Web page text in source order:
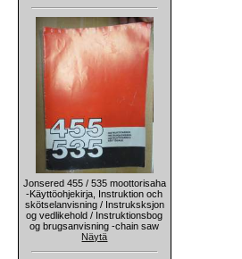
Jonsered 455 / 535 moottorisaha
-Käyttöohjekirja, Instruktion och
skötselanvisning / Instruksksjon
og vedlikehold / Instruktionsbog
og brugsanvisning -chain saw
Näytä